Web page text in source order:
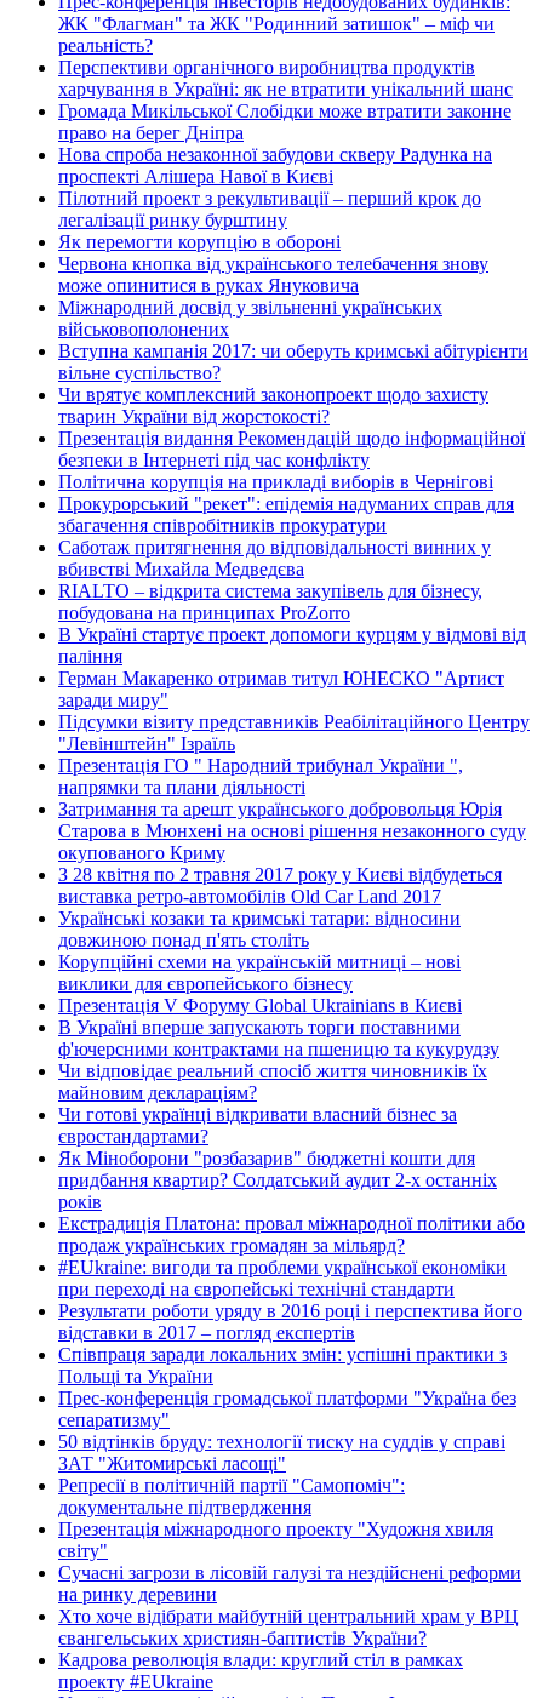
ЖК "Флагман" та ЖК "Родинний затишок" – міф чи
реальність?
Перспективи органічного виробництва продуктів
харчування в Україні: як не втратити унікальний шанс
Громада Микільської Слобідки може втратити законне
право на берег Дніпра
Нова спроба незаконної забудови скверу Радунка на
проспекті Алішера Навої в Києві
Пілотний проект з рекультивації – перший крок до
легалізації ринку бурштину
Як перемогти корупцію в обороні
Червона кнопка від українського телебачення знову
може опинитися в руках Януковича
Міжнародний досвід у звільненні українських
військовополонених
Вступна кампанія 2017: чи оберуть кримські абітурієнти
вільне суспільство?
Чи врятує комплексний законопроект щодо захисту
тварин України від жорстокості?
Презентація видання Рекомендацій щодо інформаційної
безпеки в Інтернеті під час конфлікту
Політична корупція на прикладі виборів в Чернігові
Прокурорський "рекет": епідемія надуманих справ для
збагачення співробітників прокуратури
Саботаж притягнення до відповідальності винних у
вбивстві Михайла Медведєва
RIALTO – відкрита система закупівель для бізнесу,
побудована на принципах ProZorro
В Україні стартує проект допомоги курцям у відмові від
паління
Герман Макаренко отримав титул ЮНЕСКО "Артист
заради миру"
Підсумки візиту представників Реабілітаційного Центру
"Левінштейн" Ізраїль
Презентація ГО " Народний трибунал України ",
напрямки та плани діяльності
Затримання та арешт українського добровольця Юрія
Старова в Мюнхені на основі рішення незаконного суду
окупованого Криму
З 28 квітня по 2 травня 2017 року у Києві відбудеться
виставка ретро-автомобілів Old Car Land 2017
Українські козаки та кримські татари: відносини
довжиною понад п'ять століть
Корупційні схеми на українській митниці – нові
виклики для європейського бізнесу
Презентація V Форуму Global Ukrainians в Києві
В Україні вперше запускають торги поставними
ф'ючерсними контрактами на пшеницю та кукурудзу
Чи відповідає реальний спосіб життя чиновників їх
майновим деклараціям?
Чи готові українці відкривати власний бізнес за
євростандартами?
Як Міноборони "розбазарив" бюджетні кошти для
придбання квартир? Солдатський аудит 2-х останніх
років
Екстрадиція Платона: провал міжнародної політики або
продаж українських громадян за мільярд?
#EUkraine: вигоди та проблеми української економіки
при переході на європейські технічні стандарти
Результати роботи уряду в 2016 році і перспектива його
відставки в 2017 – погляд експертів
Співпраця заради локальних змін: успішні практики з
Польщі та України
Прес-конференція громадської платформи "Україна без
сепаратизму"
50 відтінків бруду: технології тиску на суддів у справі
ЗАТ "Житомирські ласощі"
Репресії в політичній партії "Самопоміч":
документальне підтвердження
Презентація міжнародного проекту "Художня хвиля
світу"
Сучасні загрози в лісовій галузі та нездійснені реформи
на ринку деревини
Хто хоче відібрати майбутній центральний храм у ВРЦ
євангельських християн-баптистів України?
Кадрова революція влади: круглий стіл в рамках
проекту #EUkraine